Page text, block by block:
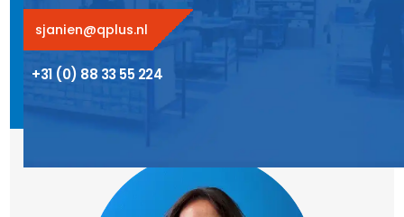
sjanien@qplus.nl
+31 (0) 88 33 55 224